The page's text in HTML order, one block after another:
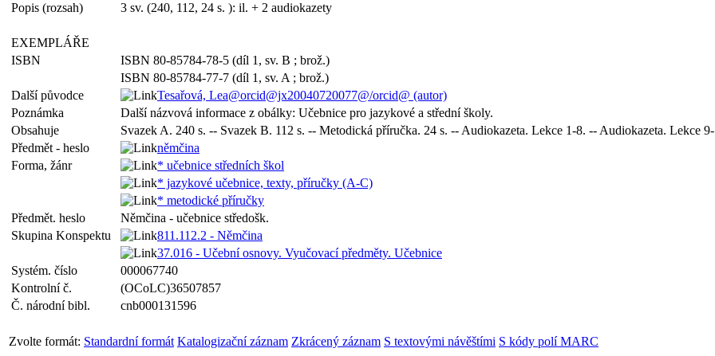
Popis (rozsah)
3 sv. (240, 112, 24 s. ): il. + 2 audiokazety
EXEMPLÁŘE
ISBN
ISBN 80-85784-78-5 (díl 1, sv. B ; brož.)
ISBN 80-85784-77-7 (díl 1, sv. A ; brož.)
Další původce
Tesařová, Lea@orcid@jx20040720077@/orcid@ (autor)
Poznámka
Další názvová informace z obálky: Učebnice pro jazykové a střední školy.
Obsahuje
Svazek A. 240 s. -- Svazek B. 112 s. -- Metodická příručka. 24 s. -- Audiokazeta. Lekce 1-8. -- Audiokazeta. Lekce
Předmět - heslo
němčina
Forma, žánr
* učebnice středních škol
* jazykové učebnice, texty, příručky (A-C)
* metodické příručky
Předmět. heslo
Němčina - učebnice středošk.
Skupina Konspektu
811.112.2 - Němčina
37.016 - Učební osnovy. Vyučovací předměty. Učebnice
Systém. číslo
000067740
Kontrolní č.
(OCoLC)36507857
Č. národní bibl.
cnb000131596
Zvolte formát: Standardní formát Katalogizační záznam Zkrácený záznam S textovými návěštími S kódy polí MARC